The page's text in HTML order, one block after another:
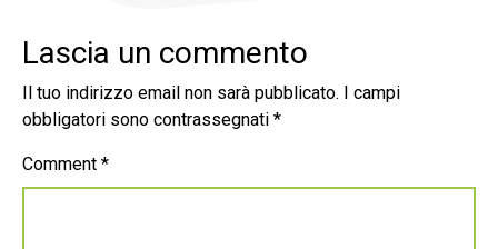
Lascia un commento
Il tuo indirizzo email non sarà pubblicato.
I campi
obbligatori sono contrassegnati *
Comment *